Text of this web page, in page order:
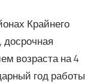
Крайнего
досрочная
возраста на 4
год работы